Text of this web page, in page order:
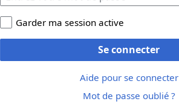
Garder ma session active
Se connecter
Aide pour se connecter
Mot de passe oublié ?